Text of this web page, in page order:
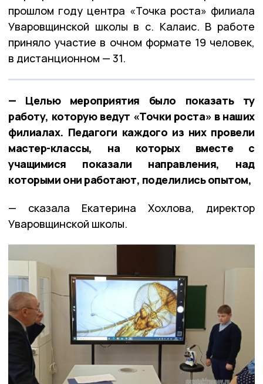
прошлом году центра «Точка роста» филиала
Уваровщинской школы в с. Калаис. В работе
приняло участие в очном формате 19 человек,
в дистанционном — 31.
— Целью мероприятия было показать ту
работу, которую ведут «Точки роста» в наших
филиалах. Педагоги каждого из них провели
мастер-классы, на которых вместе с
учащимися показали направления, над
которыми они работают, поделились опытом,
— сказала Екатерина Хохлова, директор
Уваровщинской школы.